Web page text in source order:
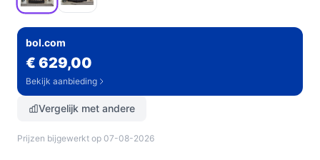
bol.com
€ 629,00
Bekijk aanbieding
Vergelijk met andere
Prijzen bijgewerkt op 07-08-2026